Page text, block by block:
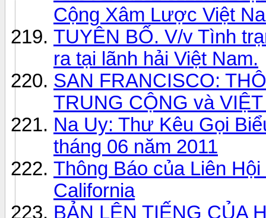
Cộng Xâm Lược Việt
TUYÊN BỐ. V/v Tình
ra tại lãnh hải Việt Nam.
SAN FRANCISCO:
TRUNG CỘNG và
Na Uy: Thư Kêu Gọi
tháng 06 năm 2011
Thông Báo của Liên
California
BẢN LÊN TIẾNG CỦA